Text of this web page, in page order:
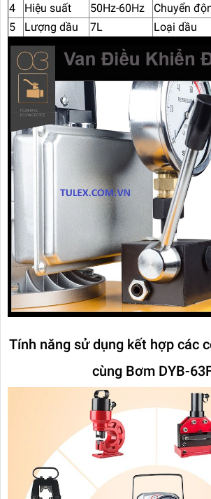
4
Hiệu suất 50Hz-60Hz Chuyển
5
Lượng dầu 7L Loại dầu
Tính năng sử dụng kết hợp các
cùng Bơm DYB-